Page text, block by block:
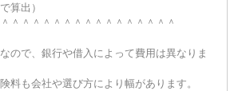
算出）
＾＾＾＾＾＾＾＾＾＾＾＾＾＾＾＾
ので、銀行や借入によって費用は異なりま
料も会社や選び方により幅があります。